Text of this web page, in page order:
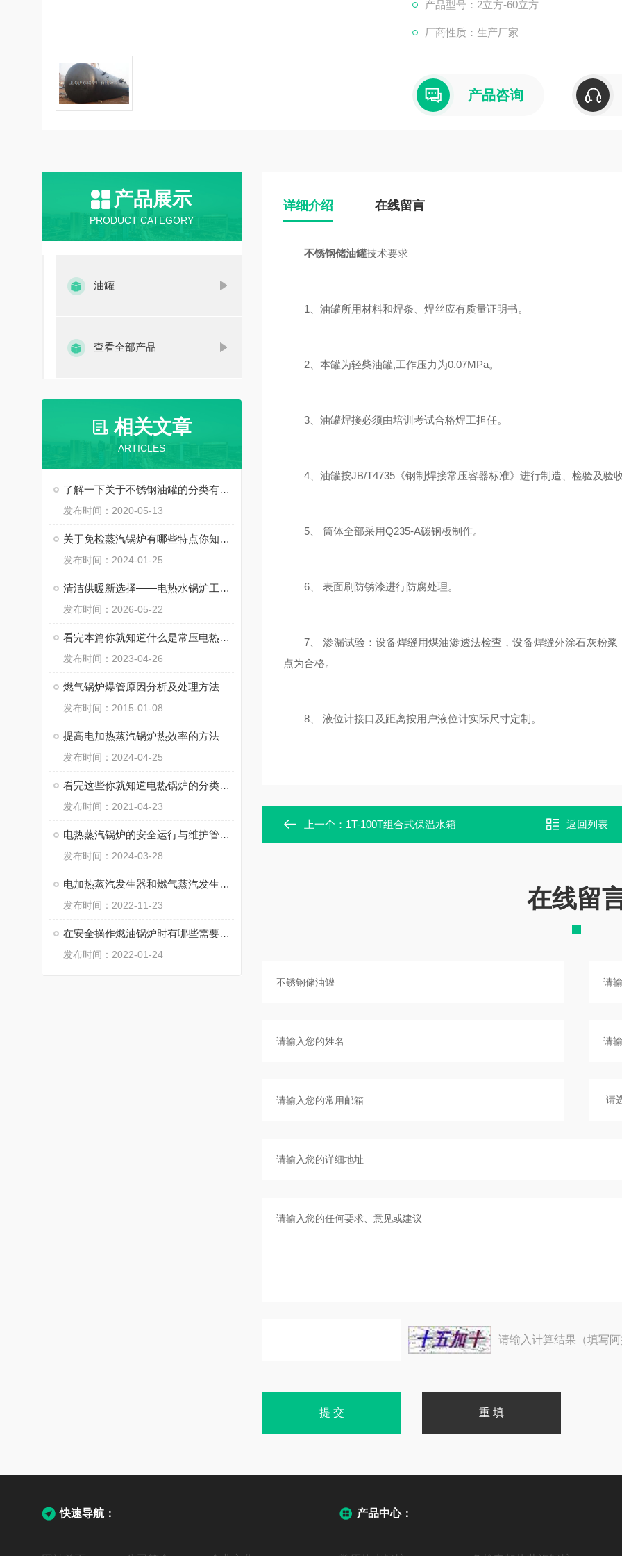
产品型号：2立方-60立方
厂商性质：生产厂家
产品咨询
产品展示
PRODUCT CATEGORY
油罐
查看全部产品
相关文章
ARTICLES
了解一下关于不锈钢油罐的分类有哪些
发布时间：2020-05-13
关于免检蒸汽锅炉有哪些特点你知道么
发布时间：2024-01-25
清洁供暖新选择——电热水锅炉工作原理与选购指南
发布时间：2026-05-22
看完本篇你就知道什么是常压电热水锅炉了
发布时间：2023-04-26
燃气锅炉爆管原因分析及处理方法
发布时间：2015-01-08
提高电加热蒸汽锅炉热效率的方法
发布时间：2024-04-25
看完这些你就知道电热锅炉的分类有哪些了
发布时间：2021-04-23
电热蒸汽锅炉的安全运行与维护管理策略及其重要性
发布时间：2024-03-28
电加热蒸汽发生器和燃气蒸汽发生器该如何选择?
发布时间：2022-11-23
在安全操作燃油锅炉时有哪些需要我们知道的内容呢
发布时间：2022-01-24
详细介绍 在线留言
不锈钢储油罐技术要求
1、油罐所用材料和焊条、焊丝应有质量证明书。
2、本罐为轻柴油罐,工作压力为0.07MPa。
3、油罐焊接必须由培训考试合格焊工担任。
4、油罐按JB/T4735《钢制焊接常压容器标准》进行制造、检验及验
5、 筒体全部采用Q235-A碳钢板制作。
6、 表面刷防锈漆进行防腐处理。
7、 渗漏试验：设备焊缝用煤油渗透法检查，设备焊缝外涂石灰粉浆
点为合格。
8、 液位计接口及距离按用户液位计实际尺寸定制。
上一个： 1T-100T组合式保温水箱 返回列表
在线留
请输入计算结果（填写
快速导航： 产品中心：